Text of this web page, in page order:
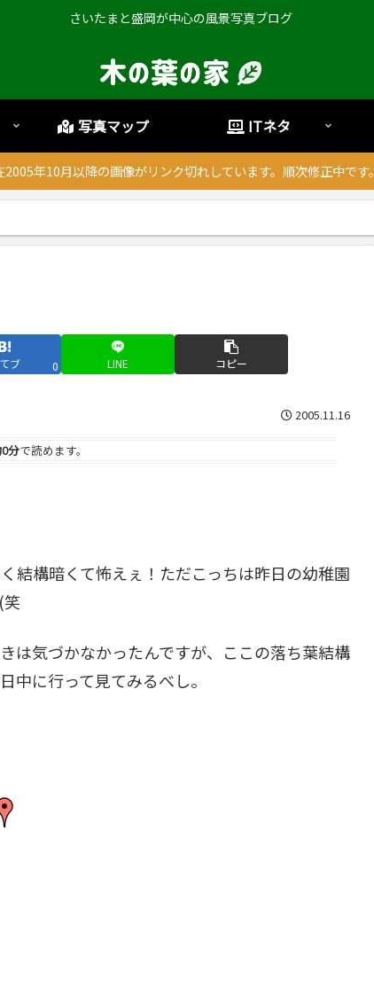
さいたまと盛岡が中心の風景写真ブログ
写真マップ ITネタ
2005年10月以降の画像がリンク切れしています。順次修正中です。
ブ 0 LINE コピー
2005.11.16
分で読めます。
結構暗くて怖えぇ！ただこっちは昨日の幼稚園
は気づかなかったんですが、ここの落ち葉結構
中に行って見てみるべし。